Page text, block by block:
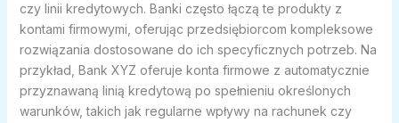
czy linii kredytowych. Banki często łączą te produkty z
kontami firmowymi, oferując przedsiębiorcom kompleksowe
rozwiązania dostosowane do ich specyficznych potrzeb. Na
przykład, Bank XYZ oferuje konta firmowe z automatycznie
przyznawaną linią kredytową po spełnieniu określonych
warunków, takich jak regularne wpływy na rachunek czy